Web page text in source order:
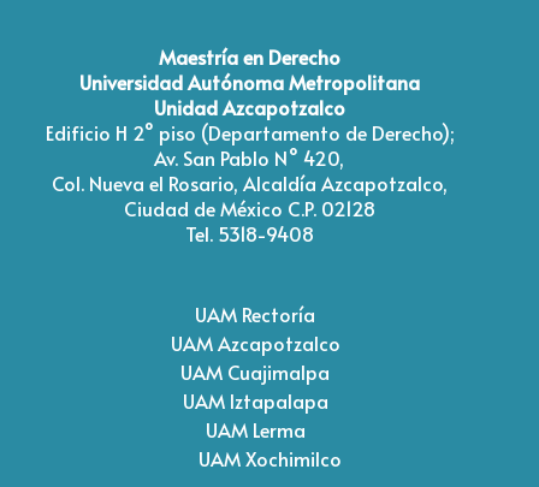
Maestría en Derecho
Universidad Autónoma Metropolitana
Unidad Azcapotzalco
Edificio H 2° piso (Departamento de Derecho);
Av. San Pablo N° 420,
Col. Nueva el Rosario, Alcaldía Azcapotzalco,
Ciudad de México C.P. 02128
Tel. 5318-9408
UAM Rectoría
UAM Azcapotzalco
UAM Cuajimalpa
UAM Iztapalapa
UAM Lerma
UAM Xochimilco